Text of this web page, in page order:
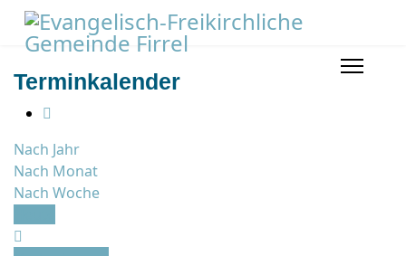
Terminkalender
Nach Jahr
Nach Monat
Nach Woche